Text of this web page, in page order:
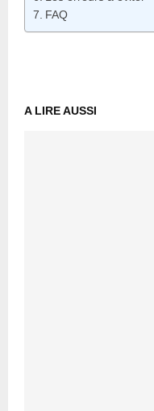
FAQ
A LIRE AUSSI